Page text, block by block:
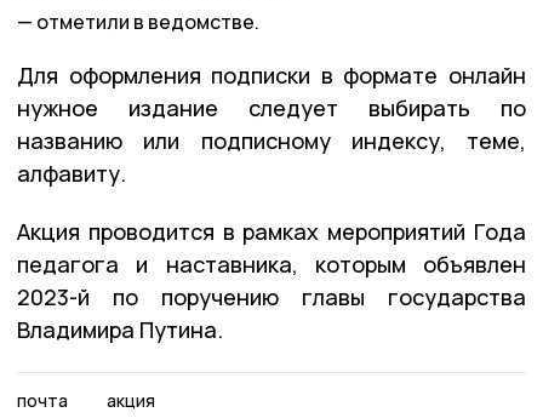
отметили в ведомстве.
Для оформления подписки в формате онлайн
нужное издание следует выбирать по
названию или подписному индексу, теме,
алфавиту.
Акция проводится в рамках мероприятий Года
педагога и наставника, которым объявлен
2023-й по поручению главы государства
Владимира Путина.
почта акция